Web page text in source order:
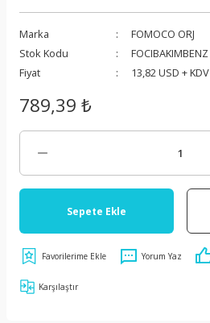
Marka
FOMOCO ORJ
Stok Kodu
FOCIBAKIMBENZ
Fiyat
13,82 USD + KDV
789,39 ₺
Sepete Ekle
Yorum Yaz
Karşılaştır